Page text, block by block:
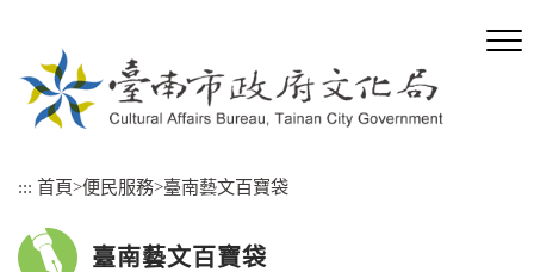
::: 首頁>便民服務>臺南藝文百寶袋
臺南藝文百寶袋